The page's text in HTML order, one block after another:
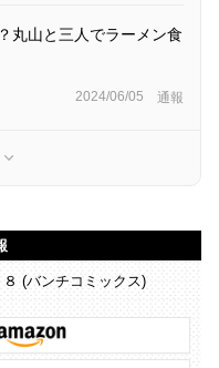
丸山と三人でラーメン食
2024/06/05 通報
(バンチコミックス)